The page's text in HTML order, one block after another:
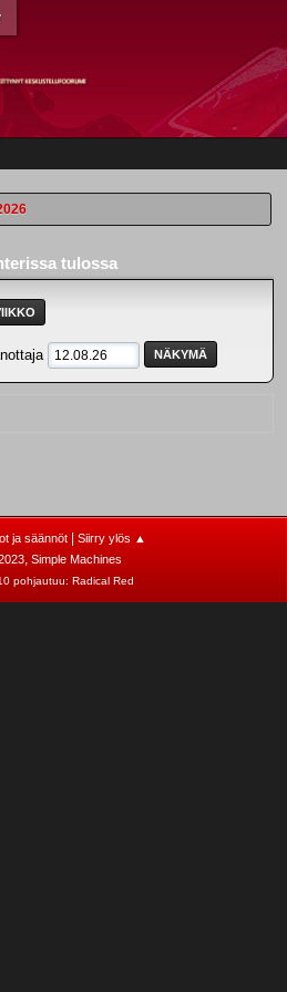
tulossa
ja säännöt|
Siirry ylös ▲
, Simple Machines
pohjautuu: Radical Red